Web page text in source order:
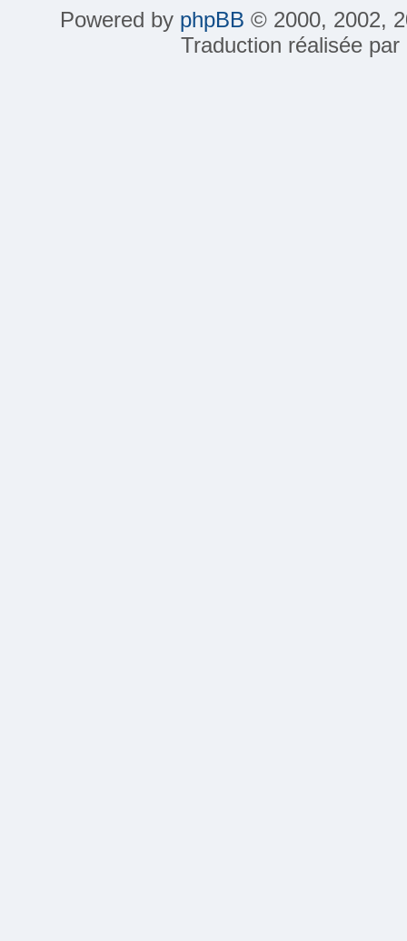
Powered by phpBB © 2000, 2002,
Traduction réalisée par